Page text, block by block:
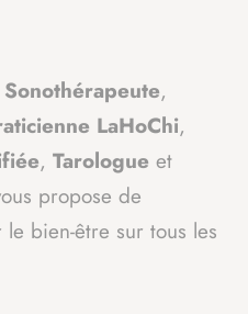
,
LaHoChi,
, Tarologue et
propose de
bien-être sur tous les